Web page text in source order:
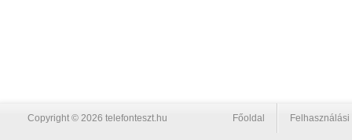
Copyright © 2026 telefonteszt.hu Főoldal